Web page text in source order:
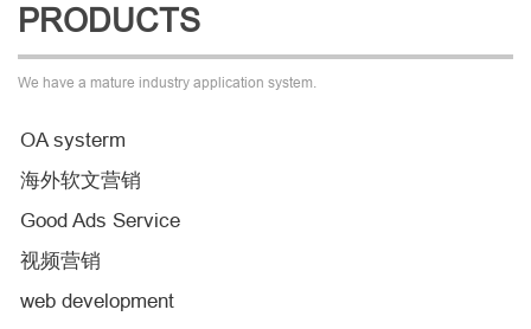
PRODUCTS
We have a mature industry application system.
OA systerm
海外软文营销
Good Ads Service
视频营销
web development